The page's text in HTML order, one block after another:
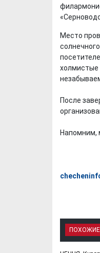
Место
холмистые
После
Напомним,